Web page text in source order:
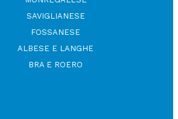
SAVIGLIANESE
FOSSANESE
ALBESE E LANGHE
BRA E ROERO